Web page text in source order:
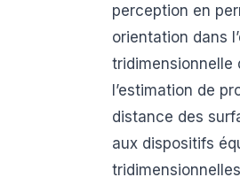
perception en
orientation dans
tridimensionnelle
l’estimation de
distance des
aux dispositifs